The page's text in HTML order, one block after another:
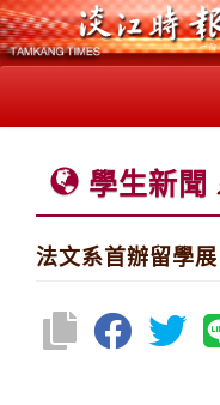
學生新聞
法文系首辦留學